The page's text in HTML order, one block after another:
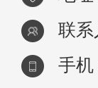
联系
手机